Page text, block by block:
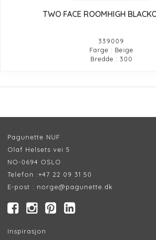
TWO FACE ROOMHIGH
339009
Farge : Beige
Bredde : 300
Pagunette NUF
Olaf Helsets vei 5
NO-0694 OSLO
Telefon :+47 22 09 31 50
E-post : norge@pagunette.dk
Inspirasjon